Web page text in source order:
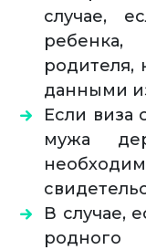
случае,
родителя,
данными
Если виза
мужа
В случае,